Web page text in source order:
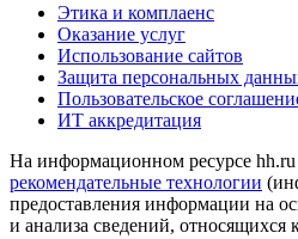
Этика и комплаенс
Оказание услуг
Использование сайтов
Защита персональных
Пользовательское
ИТ аккредитация
На информационном ресурсе hh.ru
рекомендательные технологии
предоставления информации на
и анализа сведений, относящихся